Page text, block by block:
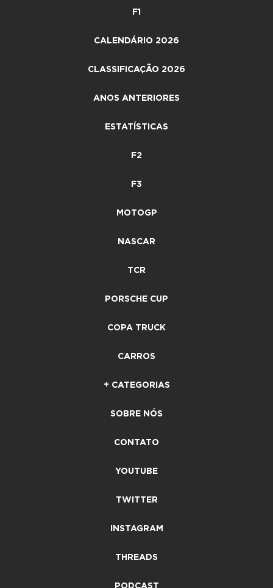
F1
CALENDÁRIO 2026
CLASSIFICAÇÃO 2026
ANOS ANTERIORES
ESTATÍSTICAS
F2
F3
MOTOGP
NASCAR
TCR
PORSCHE CUP
COPA TRUCK
CARROS
+ CATEGORIAS
SOBRE NÓS
CONTATO
YOUTUBE
TWITTER
INSTAGRAM
THREADS
PODCAST